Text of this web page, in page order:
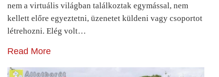
nem a virtuális világban találkoztak egymással, nem
kellett előre egyeztetni, üzenetet küldeni vagy csoportot
létrehozni. Elég volt…
Read More